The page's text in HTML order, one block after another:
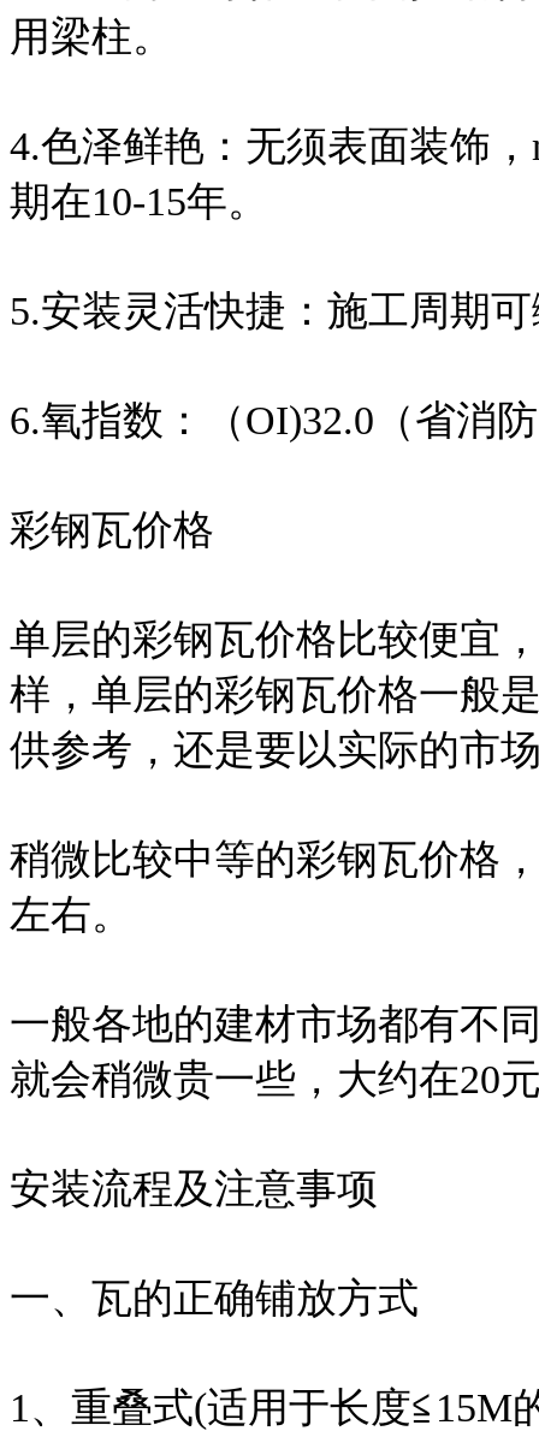
用梁柱。
4.色泽鲜艳：无须表面装饰
期在10-15年。
5.安装灵活快捷：施工周期
6.氧指数：（OI)32.0（省消
彩钢瓦价格
单层的彩钢瓦价格比较便宜
样，单层的彩钢瓦价格一般
供参考，还是要以实际的市
稍微比较中等的彩钢瓦价格
左右。
一般各地的建材市场都有不
就会稍微贵一些，大约在20
安装流程及注意事项
一、瓦的正确铺放方式
1、重叠式(适用于长度≦15M